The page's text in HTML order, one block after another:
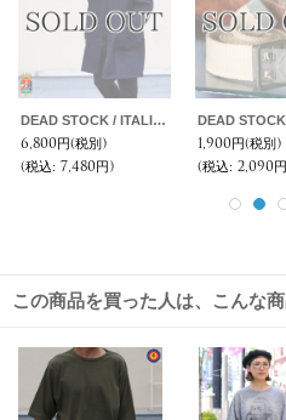
DEAD STOCK / ITALIA MILITARY Security Work Coat（イタリア軍セキュリティワークコート）
6,800円(税別)
(税込: 7,480円)
1,900円(税別)
(税込: 2,090
この商品を買った人は、こんな